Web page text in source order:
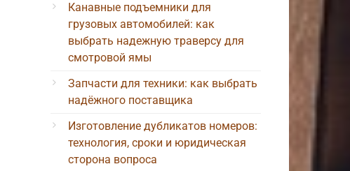
Канавные подъемники для
грузовых автомобилей: как
выбрать надежную траверсу для
смотровой ямы
Запчасти для техники: как выбрать
надёжного поставщика
Изготовление дубликатов номеров:
технология, сроки и юридическая
сторона вопроса